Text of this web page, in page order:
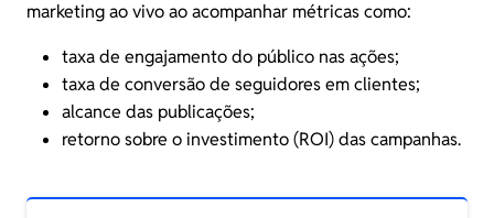
marketing ao vivo ao acompanhar métricas como:
taxa de engajamento do público nas ações;
taxa de conversão de seguidores em clientes;
alcance das publicações;
retorno sobre o investimento (ROI) das campanhas.